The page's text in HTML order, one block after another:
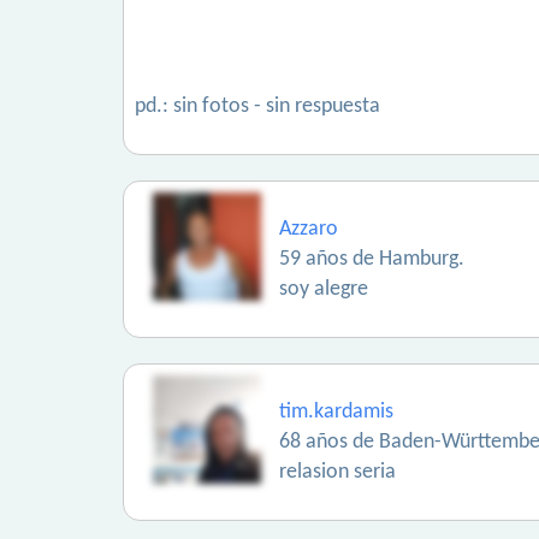
pd.: sin fotos - sin respuesta
Azzaro
59 años de Hamburg.
soy alegre
tim.kardamis
68 años de Baden-
relasion seria